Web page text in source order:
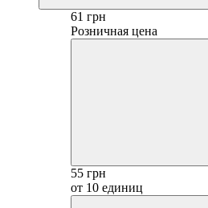
61 грн
Розничная цена
55 грн
от 10 единиц